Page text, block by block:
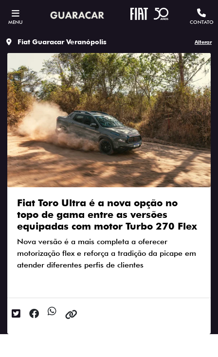
MENU CONTATO
Fiat Guaracar Veranópolis Alterar
Fiat Toro Ultra é a nova opção no
topo de gama entre as versões
equipadas com motor Turbo 270 Flex
Nova versão é a mais completa a oferecer
motorização flex e reforça a tradição da picape em
atender diferentes perfis de clientes